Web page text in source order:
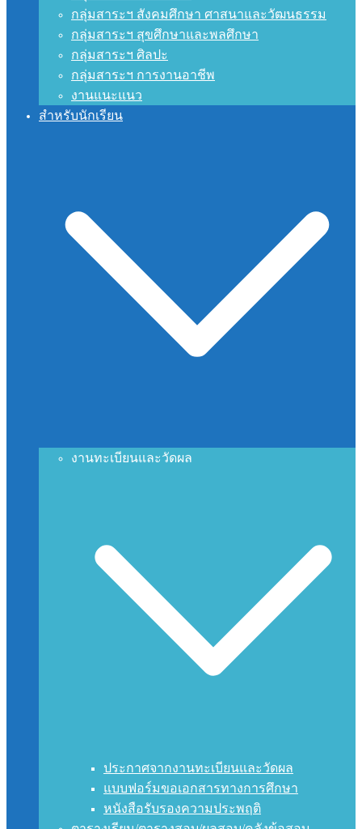
กลุ่มสาระฯ สังคมศึกษา ศาสนาและวัฒนธรรม
กลุ่มสาระฯ สุขศึกษาและพลศึกษา
กลุ่มสาระฯ ศิลปะ
กลุ่มสาระฯ การงานอาชีพ
งานแนะแนว
สำหรับนักเรียน
งานทะเบียนและวัดผล
ประกาศจากงานทะเบียนและวัดผล
แบบฟอร์มขอเอกสารทางการศึกษา
หนังสือรับรองความประพฤติ